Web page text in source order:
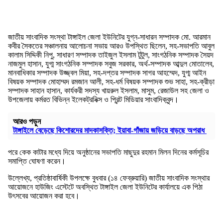
জাতীয় সাংবাদিক সংস্থা টাঙ্গাইল জেলা ইউনিটের যুগ্ন-সাধারন সম্পাদক মো. আরমান
কবীর সৈকতের সঞ্চালনায় আলোচনা সভায় আরও উপস্থিত ছিলেন, সহ-সভাপতি আবুল
কালাম সিদ্দিকী নিপু, সাধারণ সম্পাদক তাইজুল ইসলাম টুটুল, সাংগঠনিক সম্পাদক সৈয়দ
নাজমুল হাসান, যুগ্ম সাংগঠনিক সম্পাদক সবুজ সরকার, অর্থ-সম্পাদক আব্দুল মোতালেব,
মানবাধিকার সম্পাদক উজ্জ্বল মিয়া, সহ-দপ্তর সম্পাদক সাগর আহম্মেদ, যুগ্ম আইন
বিষয়ক সম্পাদক মোহাম্মদ রমজান আলী, সহ-ধর্ম বিষয়ক সম্পাদক শুভ সাহা, সহ-ক্রীড়া
সম্পাদক সাহান হাসান, কার্যকরী সদস্য খায়রুল ইসলাম, মাসুম, রেজাউল সহ জেলা ও
উপজেলায় কর্মরত বিভিন্ন ইলেকট্রনিক্স ও প্রিন্ট মিডিয়ার সাংবাদিকবৃন্দ।
আরও পড়ুন
টাঙ্গাইলে বেড়েছে কিশোরদের মাদকাসক্তি; ইয়াবা-গাঁজায় জড়িয়ে বাড়ছে অপরাধ
পরে কেক কাটার মধ্যে দিয়ে অনুষ্ঠানের সভাপতি মাছুদুর রহমান মিলন দিনের কর্মসূচির
সমাপ্তি ঘোষণা করেন।
উল্লেখ্য, প্রতিষ্ঠাবার্ষিকী উপলক্ষে বুধবার (১৪ ফেব্রুয়ারি) জাতীয় সাংবাদিক সংস্থার
আয়োজনে হাউজিং এস্টেটে অবস্থিত টাঙ্গাইল জেলা ইউনিটের কার্যালয়ে এক পিঠা
উৎসবের আয়োজন করা হবে।